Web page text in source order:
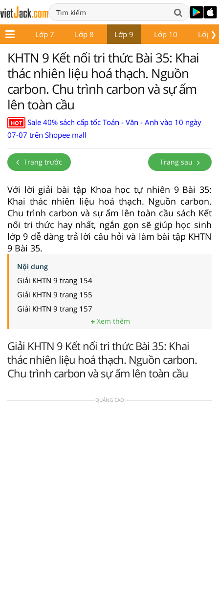
❯
6 Lớp 7 Lớp 8 Lớp 9 Lớp 10 Lớp
KHTN 9 Kết nối tri thức Bài 35: Khai
thác nhiên liệu hoá thạch. Nguồn
carbon. Chu trình carbon và sự ấm
lên toàn cầu
HOT
Sale 40% sách cấp tốc Toán - Văn - Anh vào 10 ngày
07-07 trên Shopee mall
Trang trước Trang sau
Với lời giải bài tập Khoa học tự nhiên 9 Bài 35:
Khai thác nhiên liệu hoá thạch. Nguồn carbon.
Chu trình carbon và sự ấm lên toàn cầu sách Kết
nối tri thức hay nhất, ngắn gọn sẽ giúp học sinh
lớp 9 dễ dàng trả lời câu hỏi và làm bài tập KHTN
9 Bài 35.
Nội dung
Giải KHTN 9 trang 154
Giải KHTN 9 trang 155
Giải KHTN 9 trang 157
Xem thêm
Giải KHTN 9 Kết nối tri thức Bài 35: Khai
thác nhiên liệu hoá thạch. Nguồn carbon.
Chu trình carbon và sự ấm lên toàn cầu
QUẢNG CÁO